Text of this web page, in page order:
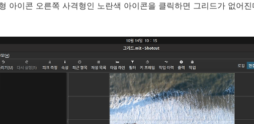
아이콘 오른쪽 사격형인 노란색 아이콘을 클릭하면 그리드가 없어진